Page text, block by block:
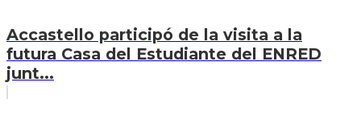
Accastello participó de la visita a la
futura Casa del Estudiante del ENRED
junt...